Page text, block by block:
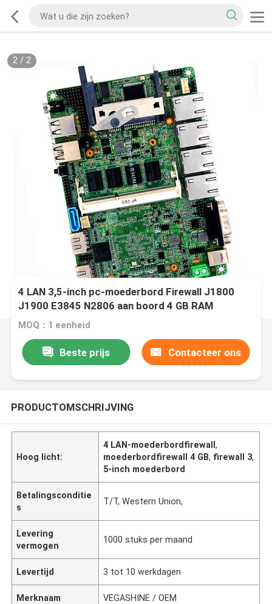
2/ 2
4 LAN 3,5-inch pc-moederbord Firewall J1800
J1900 E3845 N2806 aan boord 4 GB RAM
MOQ：1 eenheid
Beste prijs Contacteer ons
PRODUCTOMSCHRIJVING
Hoog licht:
4 LAN-moederbordfirewall,
moederbordfirewall 4 GB, firewall 3,
5-inch moederbord
Betalingsconditie
s
T/T, Western Union,
Levering
vermogen
1000 stuks per maand
Levertijd 3 tot 10 werkdagen
Merknaam VEGASHINE / OEM